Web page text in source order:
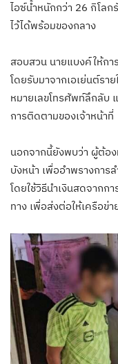
ไอซ์น้ำหนักกว่า 26 กิโล
ไว้ได้พร้อมของกลาง
สอบสวน นายแบงค์ให้ก
โดยรับมาจากเอเย่นต์ร
หมายเลขโทรศัพท์ลึกลับ
การติดตามของเจ้าหน้าที่
นอกจากนี้ยังพบว่า ผู้ต้อง
บังหน้า เพื่ออำพรางการ
โดยใช้วิธีนำเงินสดจากก
ทาง เพื่อส่งต่อให้เครือข่า